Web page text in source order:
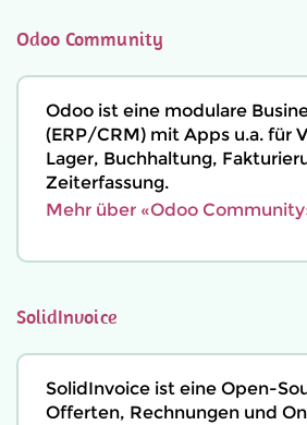
Odoo Community
Odoo ist eine modulare
(ERP/CRM) mit Apps u.a. für
Lager, Buchhaltung,
Zeiterfassung.
Mehr über «Odoo
SolidInvoice
SolidInvoice ist eine Open-
Offerten, Rechnungen und